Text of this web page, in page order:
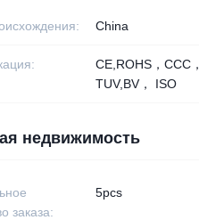
China
CE,ROHS，CCC，
TUV,BV， ISO
недвижимость
заказа:
5pcs